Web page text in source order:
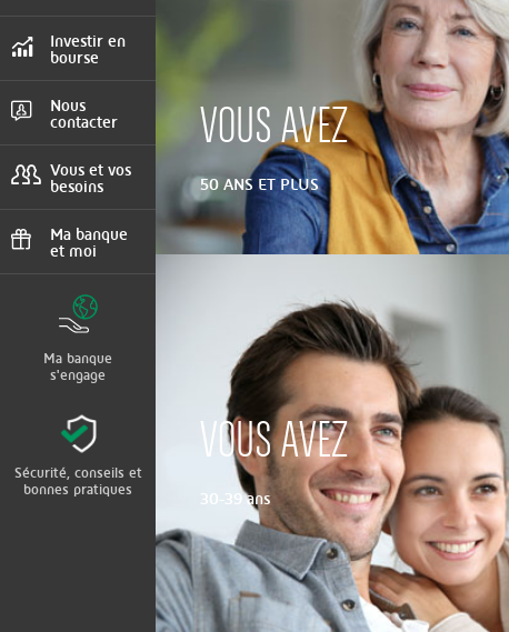
assurance vieInvestir en
bourse
Comptes, Tarifs
Nous
contacter
Vous et vos
besoins
client international
Ma banque
et moi
Ma banque
s'engage
Sécurité, conseils et
bonnes pratiques
VOUS AVEZ
50 ANS ET PLUS
VOUS AVEZ
30-39 ans